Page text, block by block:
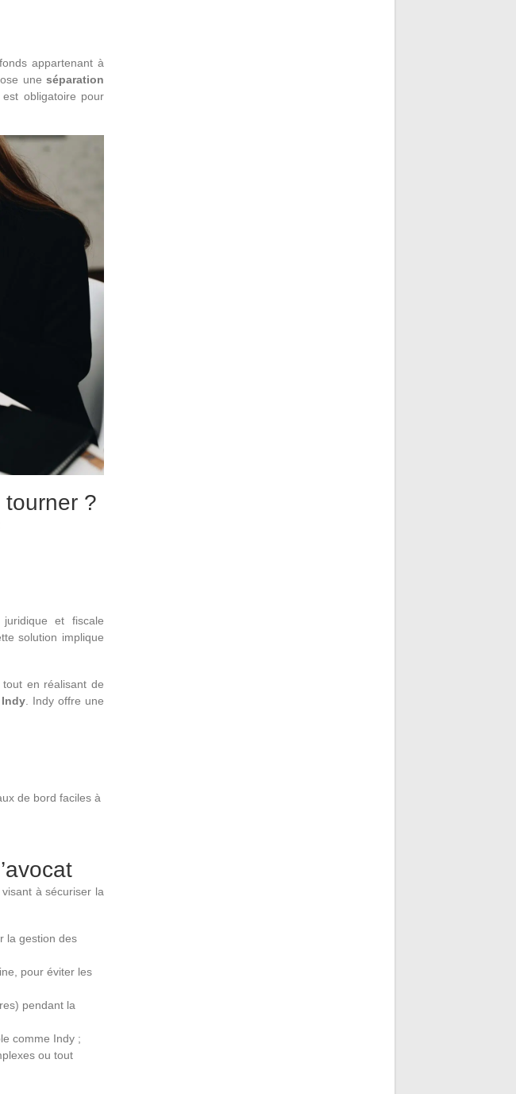
appartenant à
une séparation
obligatoire pour
?
et fiscale
solution implique
en réalisant de
Indy. Indy offre une
de bord faciles à
visant à sécuriser la
la gestion des
pour éviter les
pendant la
comme Indy ;
ou tout